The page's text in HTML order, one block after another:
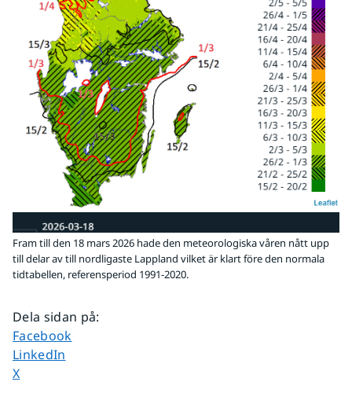
Fram till den 18 mars 2026 hade den meteorologiska våren nått upp
till delar av till nordligaste Lappland vilket är klart före den normala
tidtabellen, referensperiod 1991-2020.
Dela sidan på:
Dela sidan på
Facebook
Dela sidan på
LinkedIn
Dela sidan på
X